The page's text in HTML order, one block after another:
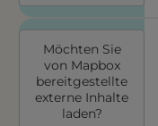
Möchten Sie
von Mapbox
bereitgestellte
externe Inhalte
laden?